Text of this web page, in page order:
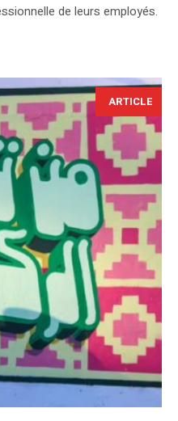
de leurs employés.
ARTICLE